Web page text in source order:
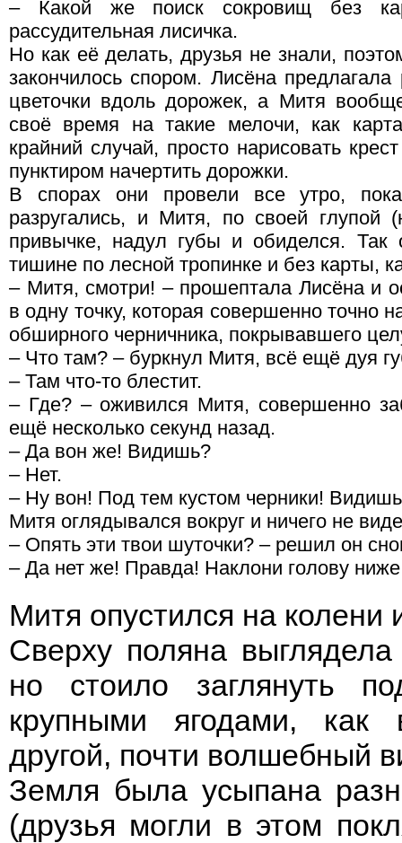
– Какой же поиск сокровищ без
рассудительная лисичка.
Но как её делать, друзья не знали,
закончилось спором. Лисёна предлагала
цветочки вдоль дорожек, а Митя
своё время на такие мелочи, как
крайний случай, просто нарисовать
пунктиром начертить дорожки.
В спорах они провели все утро,
разругались, и Митя, по своей глупой
привычке, надул губы и обиделся.
тишине по лесной тропинке и без карты,
– Митя, смотри! – прошептала Лисёна и
в одну точку, которая совершенно точно
обширного черничника, покрывавшего
– Что там? – буркнул Митя, всё ещё дуя
– Там что-то блестит.
– Где? – оживился Митя, совершенно
ещё несколько секунд назад.
– Да вон же! Видишь?
– Нет.
– Ну вон! Под тем кустом черники!
Митя оглядывался вокруг и ничего не
– Опять эти твои шуточки? – решил он
– Да нет же! Правда! Наклони голову
Митя опустился на колени
Сверху поляна
но стоило заглянуть
крупными ягодами, как
другой, почти волшебный
Земля была усыпана
(друзья могли в этом